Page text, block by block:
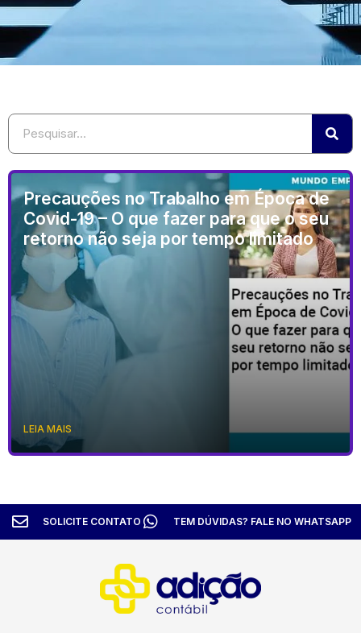
Precauções no Trabalho em Época de
Covid-19 – O que fazer para que o seu
retorno não seja por tempo limitado
LEIA MAIS
SOLICITE CONTATO TEM DÚVIDAS? FALE NO WHATSAPP